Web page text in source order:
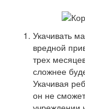
Укачивать
вредной
трех
сложнее
Укачивая
он не